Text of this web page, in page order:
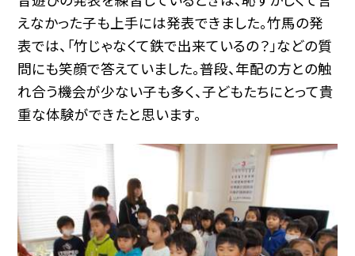
えなかった子も上手には発表できました。竹馬の発
表では、「竹じゃなくて鉄で出来ているの？」などの質
問にも笑顔で答えていました。普段、年配の方との触
れ合う機会が少ない子も多く、子どもたちにとって貴
重な体験ができたと思います。